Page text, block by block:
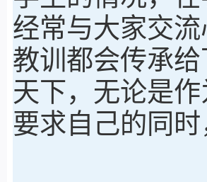
经常与大家交
教训都会传承
天下，无论是
要求自己的同